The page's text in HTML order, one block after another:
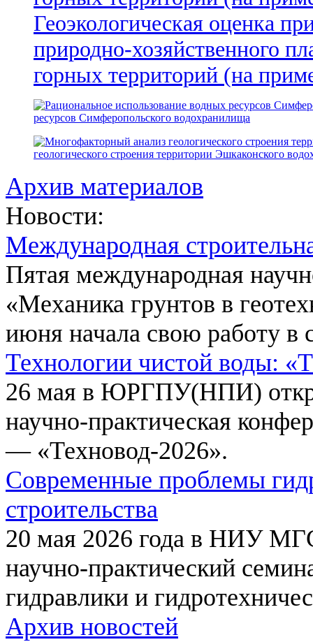
Геоэкологическая оценка
природно-хозяйственного
горных территорий (на
ресурсов Симферопольского водохранилища
геологического строения территории Эшкаконского
Архив материалов
Новости:
Международная
Пятая международная
«Механика грунтов в
июня начала свою работу в
Технологии чистой воды:
26 мая в ЮРГПУ(НПИ)
научно-практическая
— «Техновод-2026».
Современные проблемы
строительства
20 мая 2026 года в НИУ
научно-практический
гидравлики и
Архив новостей